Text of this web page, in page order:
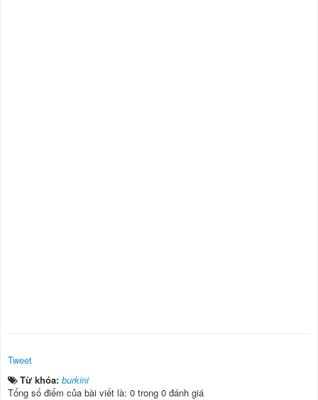
Tweet
Từ khóa: burkini
Tổng số điểm của bài viết là: 0 trong 0 đánh giá